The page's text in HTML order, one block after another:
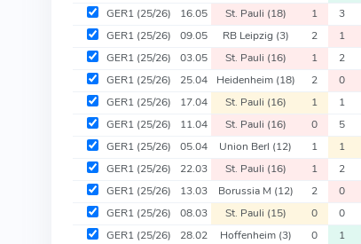
GER1 (25/26) 16.05 St. Pauli (18) 1 3
GER1 (25/26) 09.05 RB Leipzig (3) 2 1
GER1 (25/26) 03.05 St. Pauli (16) 1 2
GER1 (25/26) 25.04 Heidenheim (18) 2 0
GER1 (25/26) 17.04 St. Pauli (16) 1 1
GER1 (25/26) 11.04 St. Pauli (16) 0 5
GER1 (25/26) 05.04 Union Berl (12) 1 1
GER1 (25/26) 22.03 St. Pauli (16) 1 2
GER1 (25/26) 13.03 Borussia M (12) 2 0
GER1 (25/26) 08.03 St. Pauli (15) 0 0
GER1 (25/26) 28.02 Hoffenheim (3) 0 1